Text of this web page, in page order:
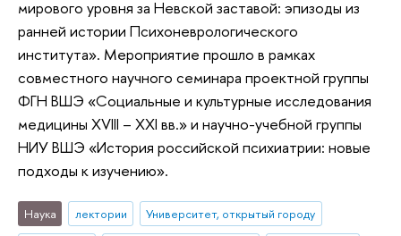
мирового уровня за Невской заставой: эпизоды из
ранней истории Психоневрологического
института». Мероприятие прошло в рамках
совместного научного семинара проектной группы
ФГН ВШЭ «Социальные и культурные исследования
медицины XVIII – XXI вв.» и научно-учебной группы
НИУ ВШЭ «История российской психиатрии: новые
подходы к изучению».
Наука лектории
Университет, открытый городу